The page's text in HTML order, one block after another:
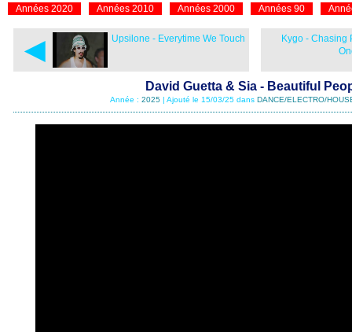
Années 2020
Années 2010 Années 2000 Années 90
◄ Upsilone - Everytime We Touch
Kygo - Chasing
David Guetta & Sia - Beautiful
Année : 2025| Ajouté le 15/03/25 dans DANCE/ELECTRO/